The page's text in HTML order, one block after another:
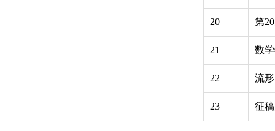
20 第
21 数
22 流
23 征